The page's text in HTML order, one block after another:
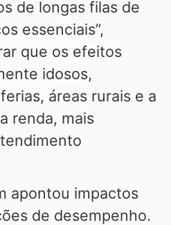
de longas filas de
essenciais”,
que os efeitos
idosos,
áreas rurais e a
renda, mais
apontou impactos
de desempenho.